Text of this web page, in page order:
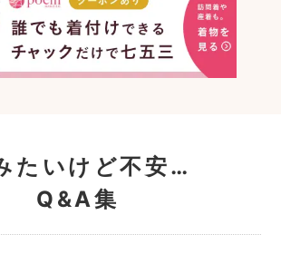
たいけど不安…
Q&A集